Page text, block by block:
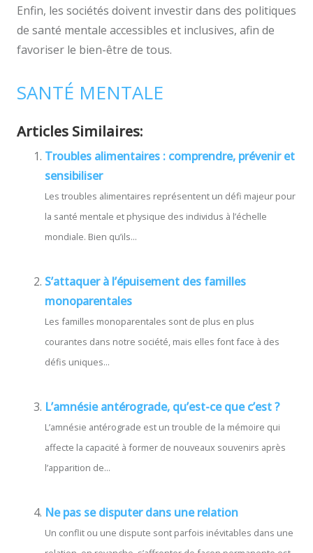
Enfin, les sociétés doivent investir dans des politiques
de santé mentale accessibles et inclusives, afin de
favoriser le bien-être de tous.
SANTÉ MENTALE
Articles Similaires:
Troubles alimentaires : comprendre, prévenir et
sensibiliser
Les troubles alimentaires représentent un défi majeur pour
la santé mentale et physique des individus à l’échelle
mondiale. Bien qu’ils...
S’attaquer à l’épuisement des familles
monoparentales
Les familles monoparentales sont de plus en plus
courantes dans notre société, mais elles font face à des
défis uniques...
L’amnésie antérograde, qu’est-ce que c’est ?
L’amnésie antérograde est un trouble de la mémoire qui
affecte la capacité à former de nouveaux souvenirs après
l’apparition de...
Ne pas se disputer dans une relation
Un conflit ou une dispute sont parfois inévitables dans une